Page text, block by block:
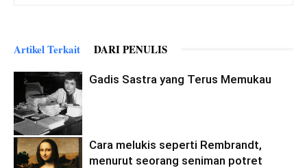
Artikel Terkait DARI PENULIS
Gadis Sastra yang Terus Memukau
Cara melukis seperti Rembrandt,
menurut seorang seniman potret